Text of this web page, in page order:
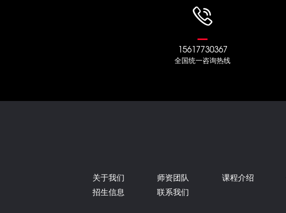
15617730367
全国统一咨询热线
关于我们 师资团队 课程介绍
招生信息
联系我们